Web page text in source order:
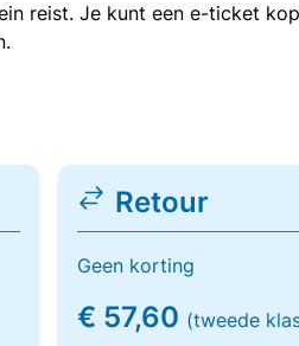
reist. Je kunt een e-ticket
Retour
Geen korting
€ 57,60 (tweede